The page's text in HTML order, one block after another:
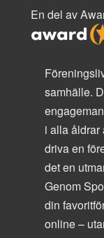
En del av
samhälle.
i alla åldrar
driva en
det en
Genom
din
online –